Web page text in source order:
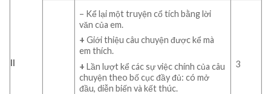
II
– Kể lại một truyện cổ tích bằng lời
văn của em.
+Giới thiệu câu chuyện được kể mà
em thích.
+Lần lượt kể các sự việc chính của câu
chuyện theo bố cục đầy đủ: có mở
đầu, diễn biến và kết thúc.
3